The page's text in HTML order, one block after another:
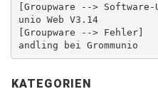
[Groupware --> Software-
unio Web V3.14
[Groupware --> Fehler]
KATEGORIEN